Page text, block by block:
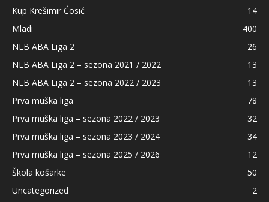
Kup Krešimir Ćosić
14
Mladi
400
NLB ABA Liga 2
26
NLB ABA Liga 2 – sezona 2021 / 2022
13
NLB ABA Liga 2 – sezona 2022 / 2023
13
Prva muška liga
78
Prva muška liga – sezona 2022 / 2023
32
Prva muška liga – sezona 2023 / 2024
34
Prva muška liga – sezona 2025 / 2026
12
Škola košarke
50
Uncategorized
2